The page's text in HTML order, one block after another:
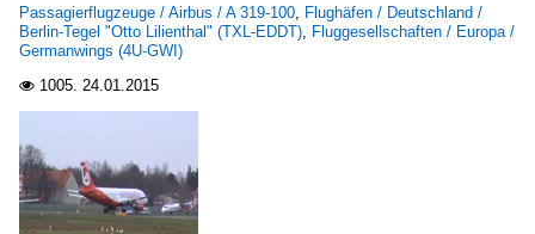
Passagierflugzeuge / Airbus / A 319-100, Flughäfen / Deutschland /
Berlin-Tegel "Otto Lilienthal" (TXL-EDDT), Fluggesellschaften / Europa /
Germanwings (4U-GWI)
 1005. 24.01.2015